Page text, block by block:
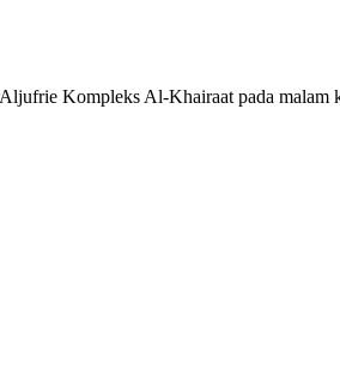
Kompleks Al-Khairaat pada malam